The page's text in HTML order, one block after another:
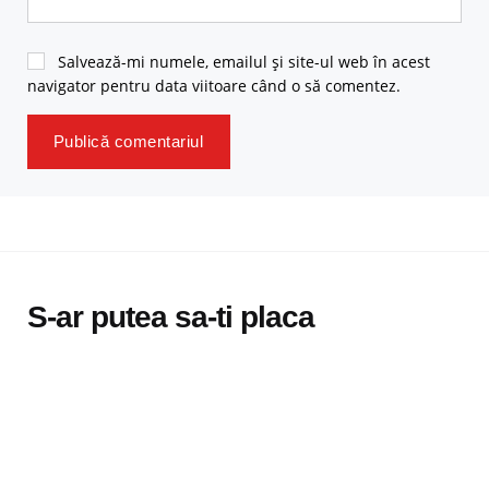
Salvează-mi numele, emailul și site-ul web în acest
navigator pentru data viitoare când o să comentez.
S-ar putea sa-ti placa